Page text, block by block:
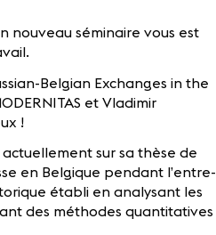
nouveau séminaire vous est
Belgian Exchanges in the
et Vladimir
!
sur sa thèse de
en Belgique pendant l’entre-
établi en analysant les
des méthodes quantitatives